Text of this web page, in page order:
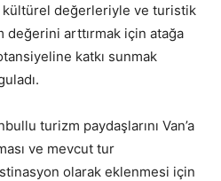
değerleriyle ve turistik
değerini arttırmak için atağa
katkı sunmak
turizm paydaşlarını Van’a
ve mevcut tur
olarak eklenmesi için